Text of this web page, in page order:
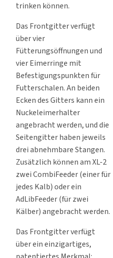
trinken können.
Das Frontgitter verfügt
über vier
Fütterungsöffnungen und
vier Eimerringe mit
Befestigungspunkten für
Futterschalen. An beiden
Ecken des Gitters kann ein
Nuckeleimerhalter
angebracht werden, und die
Seitengitter haben jeweils
drei abnehmbare Stangen.
Zusätzlich können am XL-2
zwei CombiFeeder (einer für
jedes Kalb) oder ein
AdLibFeeder (für zwei
Kälber) angebracht werden.
Das Frontgitter verfügt
über ein einzigartiges,